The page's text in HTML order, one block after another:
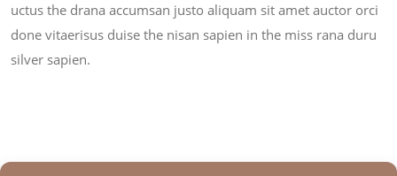
uctus the drana accumsan justo aliquam sit amet auctor orci
done vitaerisus duise the nisan sapien in the miss rana duru
silver sapien.